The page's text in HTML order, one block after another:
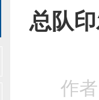
总队
作